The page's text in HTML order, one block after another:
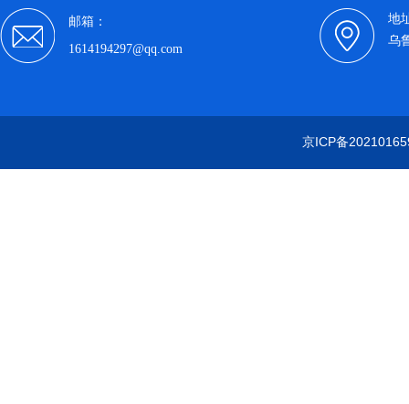
邮箱：
1614194297@qq.com
地
乌
京ICP备